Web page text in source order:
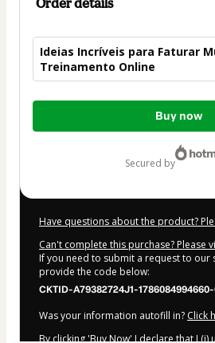
Ideias Incríveis para Faturar
Treinamento Online
Total
Buy now
secured by
Have questions about the product?
Can't complete this purchase? Please
If you need to submit a request to our
provide the code below:
CKTID-A79382724J1-
Was your information autofill in? Click
By clicking 'Buy Now' I declare that I (i)